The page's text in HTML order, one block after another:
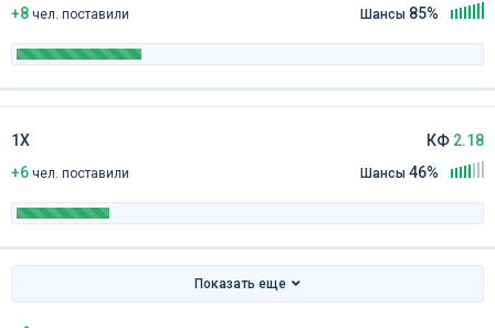
+8 чел. поставили Шансы 85%
1Х
+6 чел. поставили
КФ 2.18
Шансы 46%
Показать еще